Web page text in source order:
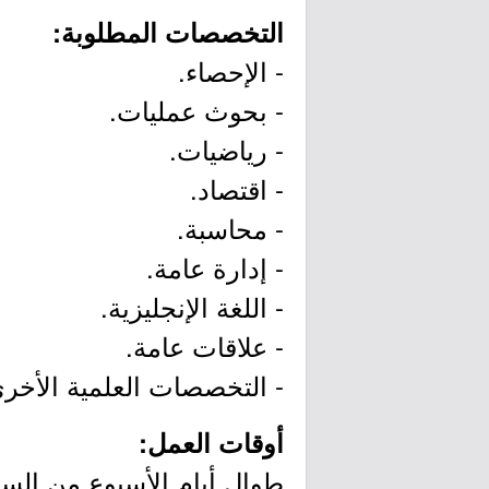
التخصصات المطلوبة:
- الإحصاء.
- بحوث عمليات.
- رياضيات.
- اقتصاد.
- محاسبة.
- إدارة عامة.
- اللغة الإنجليزية.
- علاقات عامة.
- التخصصات العلمية
أوقات العمل:
طوال أيام الأسبوع من الساعة 1م